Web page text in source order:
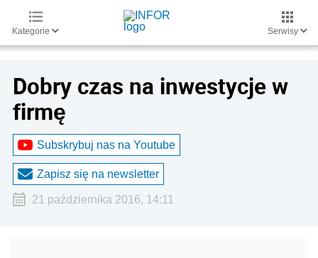
Kategorie Serwisy
Dobry czas na inwestycje w
firmę
Subskrybuj nas na Youtube
Zapisz się na newsletter
21 października 2016, 14:11